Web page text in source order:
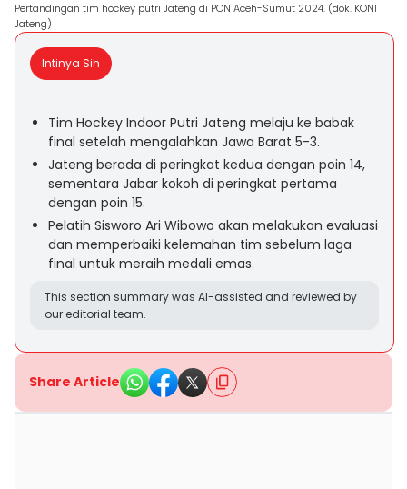
Pertandingan tim hockey putri Jateng di PON Aceh-Sumut 2024. (dok. KONI
Jateng)
Intinya Sih
Tim Hockey Indoor Putri Jateng melaju ke babak
final setelah mengalahkan Jawa Barat 5-3.
Jateng berada di peringkat kedua dengan poin 14,
sementara Jabar kokoh di peringkat pertama
dengan poin 15.
Pelatih Sisworo Ari Wibowo akan melakukan evaluasi
dan memperbaiki kelemahan tim sebelum laga
final untuk meraih medali emas.
This section summary was AI-assisted and reviewed by
our editorial team.
Share Article